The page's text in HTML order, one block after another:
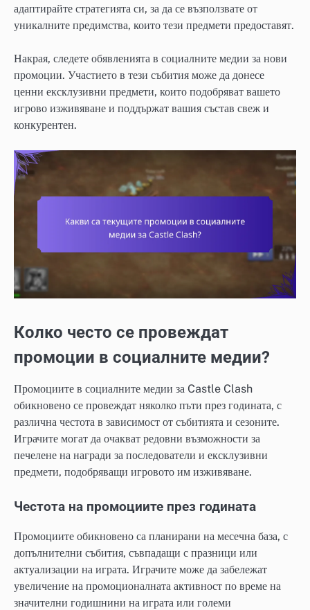
адаптирайте стратегията си, за да се възползвате от
уникалните предимства, които тези предмети предоставят.
Накрая, следете обявленията в социалните медии за нови
промоции. Участието в тези събития може да донесе
ценни ексклузивни предмети, които подобряват вашето
игрово изживяване и поддържат вашия състав свеж и
конкурентен.
Колко често се провеждат
промоции в социалните медии?
Промоциите в социалните медии за Castle Clash
обикновено се провеждат няколко пъти през годината, с
различна честота в зависимост от събитията и сезоните.
Играчите могат да очакват редовни възможности за
печелене на награди за последователи и ексклузивни
предмети, подобряващи игровото им изживяване.
Честота на промоциите през годината
Промоциите обикновено са планирани на месечна база, с
допълнителни събития, съвпадащи с празници или
актуализации на играта. Играчите може да забележат
увеличение на промоционалната активност по време на
значителни годишнини на играта или големи